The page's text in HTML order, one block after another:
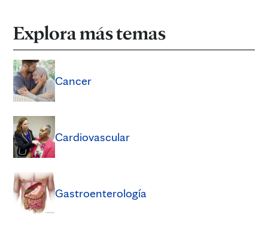
Explora más temas
Cancer
Cardiovascular
Gastroenterología